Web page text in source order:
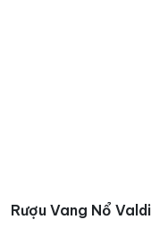
Rượu Vang Nổ